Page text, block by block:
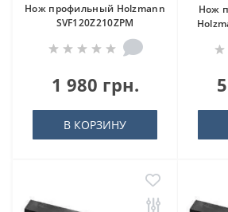
Нож профильный Holzmann
SVF120Z210ZPM
1 980 грн.
В КОРЗИНУ
Нож